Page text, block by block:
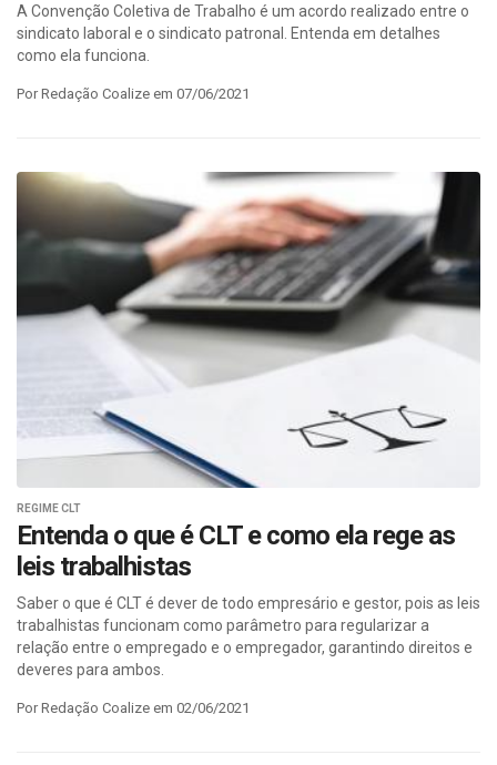
A Convenção Coletiva de Trabalho é um acordo realizado entre o
sindicato laboral e o sindicato patronal. Entenda em detalhes
como ela funciona.
Por Redação Coalize em 07/06/2021
REGIME CLT
Entenda o que é CLT e como ela rege as
leis trabalhistas
Saber o que é CLT é dever de todo empresário e gestor, pois as leis
trabalhistas funcionam como parâmetro para regularizar a
relação entre o empregado e o empregador, garantindo direitos e
deveres para ambos.
Por Redação Coalize em 02/06/2021